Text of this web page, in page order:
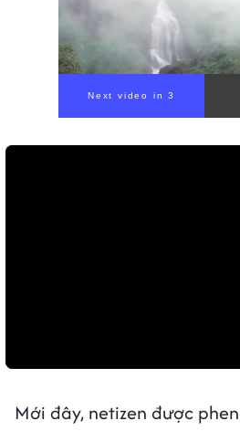
Next video in 1
Mới đây, netizen được